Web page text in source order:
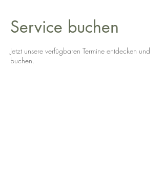
Service buchen
Jetzt unsere verfügbaren Termine entdecken und
buchen.